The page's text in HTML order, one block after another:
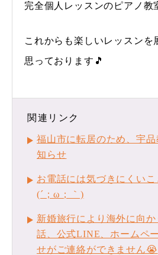
完全個人レッスンのピアノ教
これからも楽しいレッスンを
思っております🎵
関連リンク
福山市に転居のため、宇
知らせ
お電話には気づきにくい
(´；ω；｀)
新婚旅行により海外に向
話、公式LINE、ホームペ
せがご連絡ができません😭